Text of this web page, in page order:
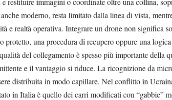
moderno, resta limitato dalla linea di vista,
e realtà operativa. Integrare un drone non significa
una procedura di recupero oppure una
del collegamento è spesso più importante della
e il vantaggio si riduce. La ricognizione da
distribuita in modo capillare. Nel conflitto in
in Italia è quello dei carri modificati con “gabbie”